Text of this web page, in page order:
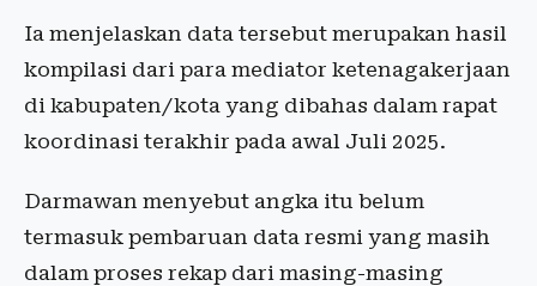
Ia menjelaskan data tersebut merupakan hasil
kompilasi dari para mediator ketenagakerjaan
di kabupaten/kota yang dibahas dalam rapat
koordinasi terakhir pada awal Juli 2025.
Darmawan menyebut angka itu belum
termasuk pembaruan data resmi yang masih
dalam proses rekap dari masing-masing